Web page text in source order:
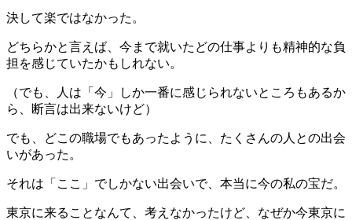
決して楽ではなかった。
どちらかと言えば、今まで就いたどの仕事よりも精神的な負
担を感じていたかもしれない。
（でも、人は「今」しか一番に感じられないところもあるか
ら、断言は出来ないけど）
でも、どこの職場でもあったように、たくさんの人との出会
いがあった。
それは「ここ」でしかない出会いで、本当に今の私の宝だ。
東京に来ることなんて、考えなかったけど、なぜか今東京に